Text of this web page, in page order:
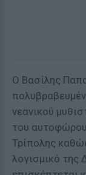
Ο Βασίλης
νεανικού
του
Τρίπολης
λογισμικό της